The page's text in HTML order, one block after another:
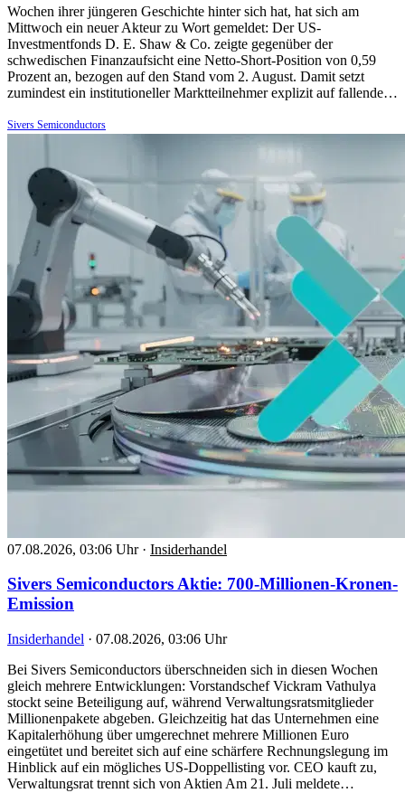
Wochen ihrer jüngeren Geschichte hinter sich hat, hat sich am
Mittwoch ein neuer Akteur zu Wort gemeldet: Der US-
Investmentfonds D. E. Shaw & Co. zeigte gegenüber der
schwedischen Finanzaufsicht eine Netto-Short-Position von 0,59
Prozent an, bezogen auf den Stand vom 2. August. Damit setzt
zumindest ein institutioneller Marktteilnehmer explizit auf fallende…
Sivers Semiconductors
07.08.2026, 03:06 Uhr · Insiderhandel
Sivers Semiconductors Aktie: 700-Millionen-Kronen-
Emission
Insiderhandel · 07.08.2026, 03:06 Uhr
Bei Sivers Semiconductors überschneiden sich in diesen Wochen
gleich mehrere Entwicklungen: Vorstandschef Vickram Vathulya
stockt seine Beteiligung auf, während Verwaltungsratsmitglieder
Millionenpakete abgeben. Gleichzeitig hat das Unternehmen eine
Kapitalerhöhung über umgerechnet mehrere Millionen Euro
eingetütet und bereitet sich auf eine schärfere Rechnungslegung im
Hinblick auf ein mögliches US-Doppellisting vor. CEO kauft zu,
Verwaltungsrat trennt sich von Aktien Am 21. Juli meldete…